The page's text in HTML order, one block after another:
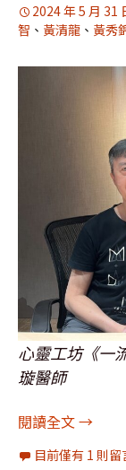
2024 年 5 月 31
智 、 黃清龍 、 黃秀
心靈工坊《一
璇醫師
閱讀全文[圖輯]
→
目前僅有 1 則留